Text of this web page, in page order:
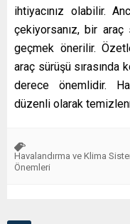
ihtiyacınız olabilir.
çekiyorsanız, bir
geçmek önerilir.
araç sürüşü
derece önemlidir.
düzenli olarak
Havalandırma ve Klima
Önemleri